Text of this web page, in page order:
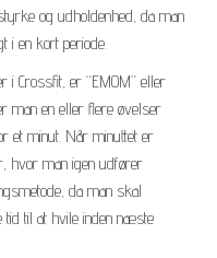
og udholdenhed, da man
i en kort periode.
Crossfit, er “EMOM” eller
man en eller flere øvelser
et minut. Når minuttet er
hvor man igen udfører
da man skal
til at hvile inden næste